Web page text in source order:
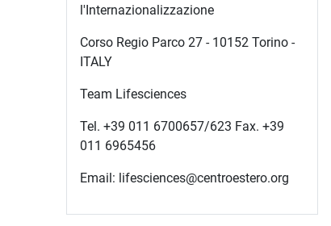
l'Internazionalizzazione
Corso Regio Parco 27 - 10152 Torino -
ITALY
Team Lifesciences
Tel. +39 011 6700657/623 Fax. +39
011 6965456
Email: lifesciences@centroestero.org